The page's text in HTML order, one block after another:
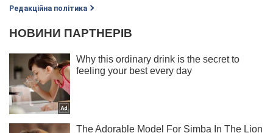
Редакційна політика